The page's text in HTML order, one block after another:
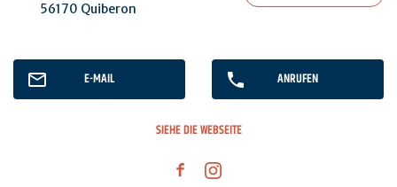
56170 Quiberon
E-MAIL ANRUFEN
SIEHE DIE WEBSEITE